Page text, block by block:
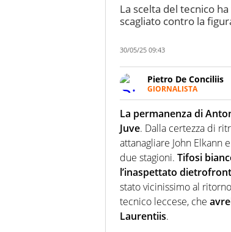
La scelta del tecnico
scagliato contro la
30/05/25 09:43
Pietro De Conciliis
GIORNALISTA
Giornalista
uno sguardo
La permanenza di
Juve. Dalla certezza di
attanagliare John Elkann
due stagioni. Tifosi
l’inaspettato dietrofront
stato vicinissimo al
tecnico leccese, che
Laurentiis.